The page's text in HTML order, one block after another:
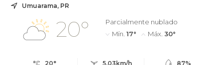
Umuarama, PR
20°
Parcialmente nublado
Mín. 17° Máx. 30°
20° 5.03km/h 87%